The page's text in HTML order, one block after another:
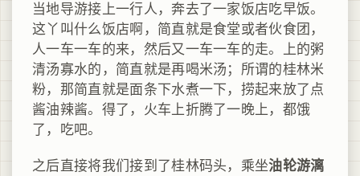
当地导游接上一行人，奔去了一家饭店吃早饭。
这丫叫什么饭店啊，简直就是食堂或者伙食团，
人一车一车的来，然后又一车一车的走。上的粥
清汤寡水的，简直就是再喝米汤；所谓的桂林米
粉，那简直就是面条下水煮一下，捞起来放了点
酱油辣酱。得了，火车上折腾了一晚上，都饿
了，吃吧。
之后直接将我们接到了桂林码头，乘坐油轮游漓